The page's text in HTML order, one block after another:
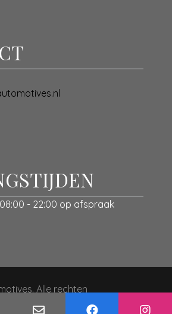
08:00 - 22:00 op afspraak
Alle rechten
gemaakt door